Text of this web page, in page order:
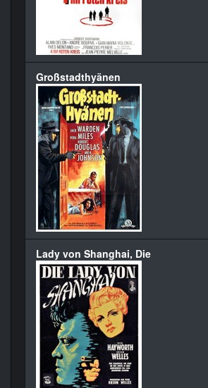
Großstadthyänen
Lady von Shanghai, Die